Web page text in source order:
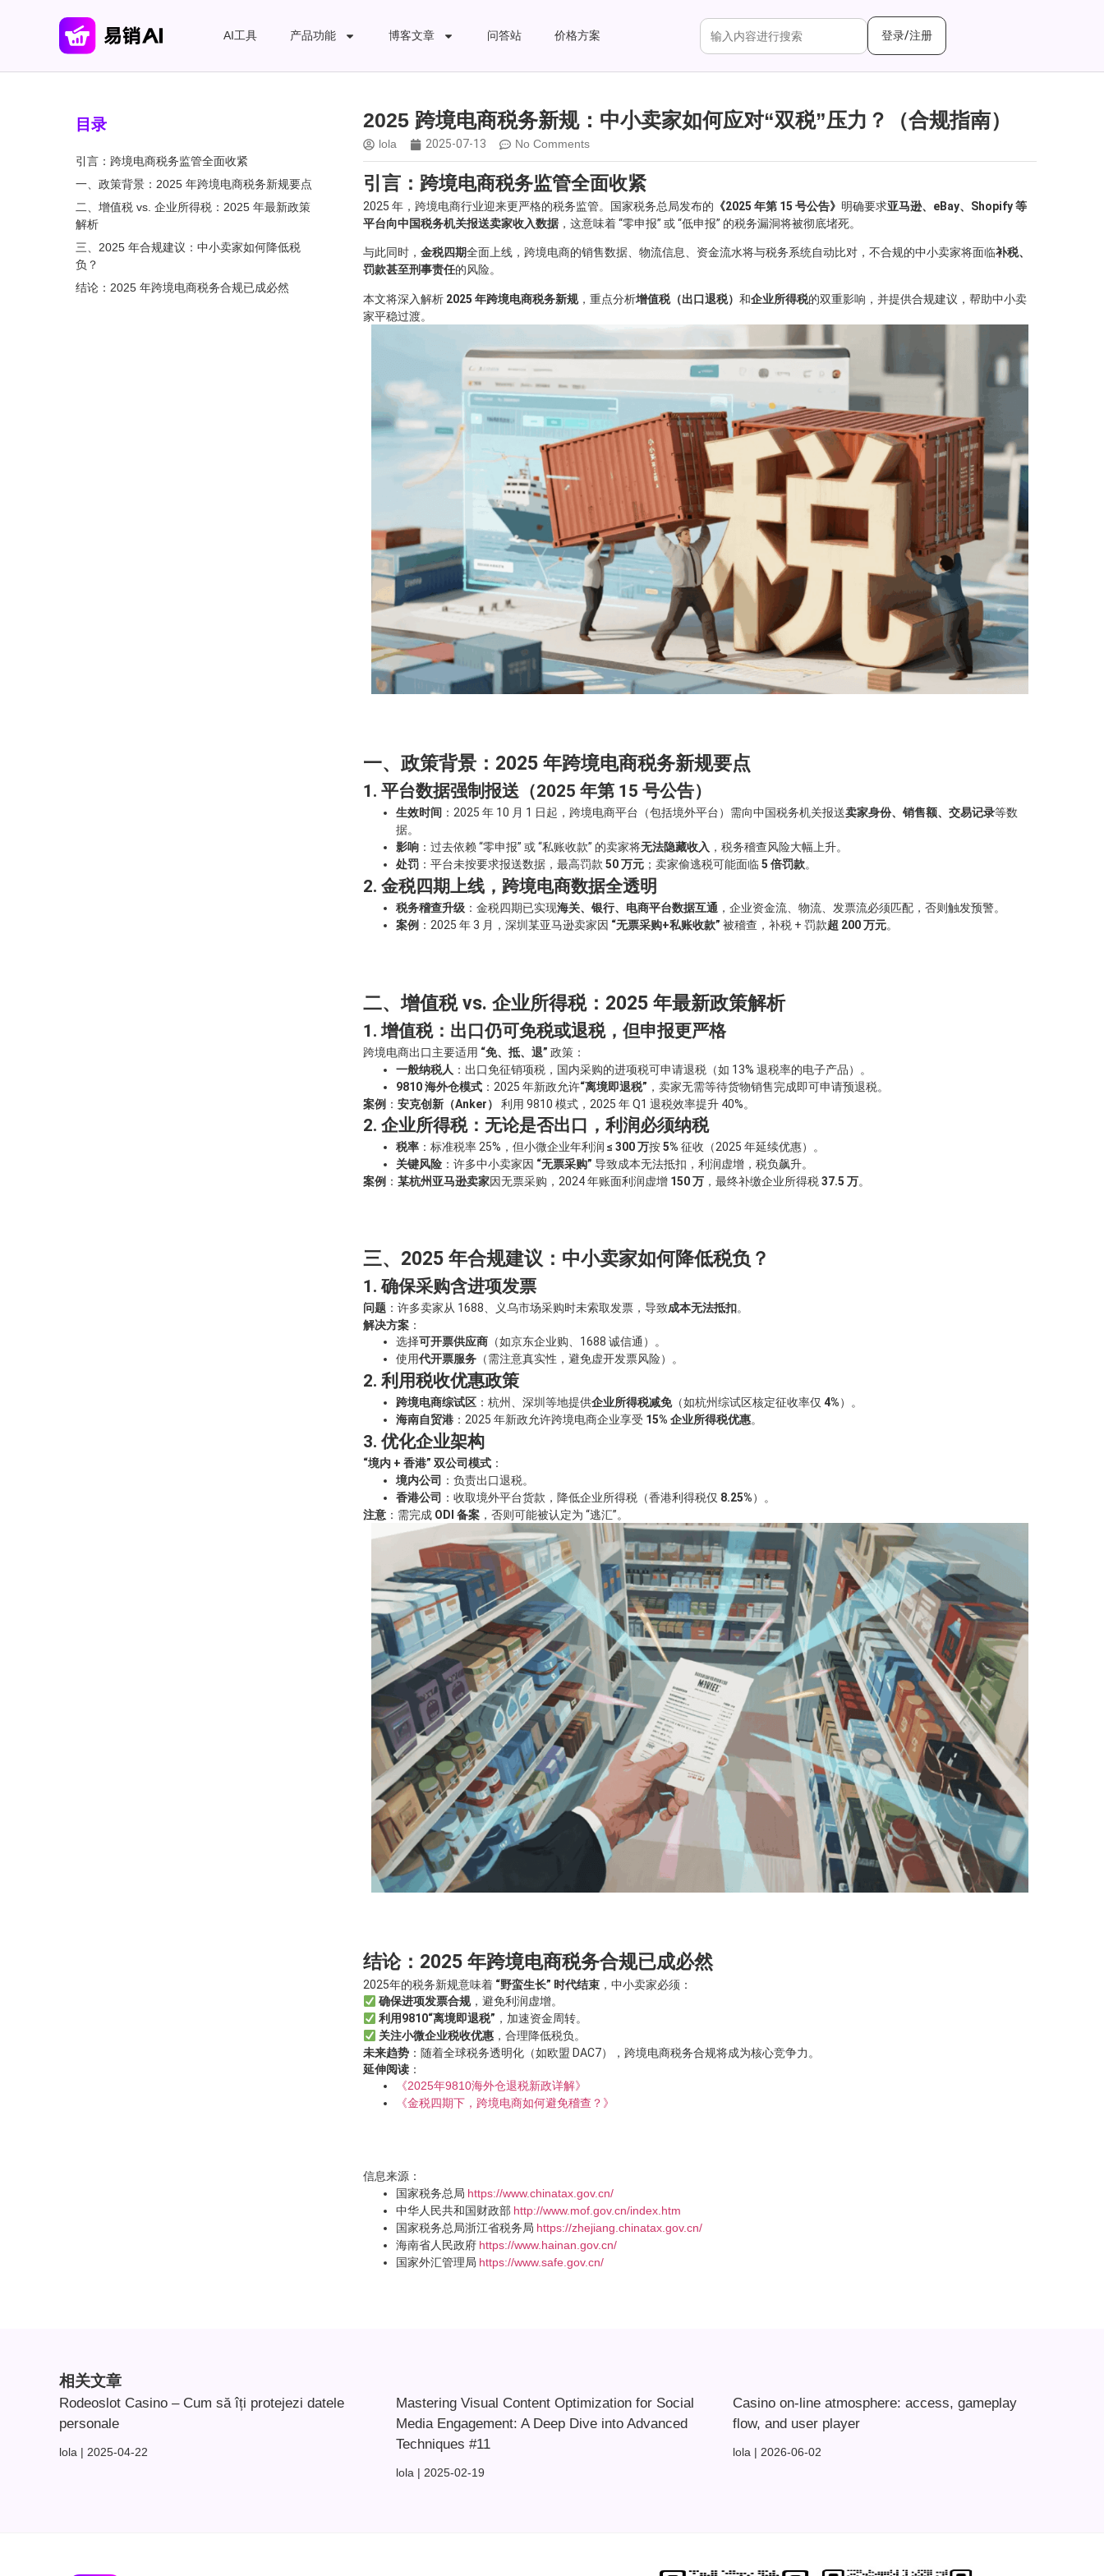
AI工具 产品功能 博客文章 问答站 价格方案 登录/注册
目录
引言：跨境电商税务监管全面收紧
一、政策背景：2025 年跨境电商税务新规要点
二、增值税 vs. 企业所得税：2025 年最新政策
解析
三、2025 年合规建议：中小卖家如何降低税
负？
结论：2025 年跨境电商税务合规已成必然
2025 跨境电商税务新规：中小卖家如何应对“双税”压力？（合规指南）
lola 2025-07-13 No Comments
引言：跨境电商税务监管全面收紧
2025 年，跨境电商行业迎来更严格的税务监管。国家税务总局发布的 《2025 年第 15 号公告》 明确要求亚马逊、eBay、Shopify 等
平台向中国税务机关报送卖家收入数据 ，这意味着 “零申报” 或 “低申报” 的税务漏洞将被彻底堵死。
与此同时， 金税四期全面上线，跨境电商的销售数据、物流信息、资金流水将与税务系统自动比对，不合规的中小卖家将面临补税、
罚款甚至刑事责任的风险。
本文将深入解析 2025 年跨境电商税务新规，重点分析增值税（出口退税） 和企业所得税的双重影响，并提供合规建议，帮助中小卖
家平稳过渡。
一、政策背景：2025 年跨境电商税务新规要点
1. 平台数据强制报送（2025 年第 15 号公告）
生效时间 ：2025 年 10 月 1 日起，跨境电商平台（包括境外平台）需向中国税务机关报送卖家身份、销售额、交易记录等数
据。
影响 ：过去依赖 “零申报” 或 “私账收款” 的卖家将无法隐藏收入 ，税务稽查风险大幅上升。
处罚 ：平台未按要求报送数据，最高罚款 50 万元 ；卖家偷逃税可能面临 5 倍罚款。
2. 金税四期上线，跨境电商数据全透明
税务稽查升级 ：金税四期已实现海关、银行、电商平台数据互通 ，企业资金流、物流、发票流必须匹配，否则触发预警。
案例 ：2025 年 3 月，深圳某亚马逊卖家因 “无票采购+私账收款” 被稽查，补税 + 罚款超 200 万元。
二、增值税 vs. 企业所得税：2025 年最新政策解析
1. 增值税：出口仍可免税或退税，但申报更严格
跨境电商出口主要适用 “免、抵、退” 政策：
一般纳税人 ：出口免征销项税，国内采购的进项税可申请退税（如 13% 退税率的电子产品）。
9810 海外仓模式 ：2025 年新政允许“离境即退税” ，卖家无需等待货物销售完成即可申请预退税。
案例 ： 安克创新（Anker） 利用 9810 模式，2025 年 Q1 退税效率提升 40%。
2. 企业所得税：无论是否出口，利润必须纳税
税率 ：标准税率 25%，但小微企业年利润 ≤ 300 万按5% 征收（2025 年延续优惠）。
关键风险 ：许多中小卖家因 “无票采购” 导致成本无法抵扣，利润虚增，税负飙升。
案例 ： 某杭州亚马逊卖家因无票采购，2024 年账面利润虚增 150 万 ，最终补缴企业所得税37.5 万。
三、2025 年合规建议：中小卖家如何降低税负？
1. 确保采购含进项发票
问题 ：许多卖家从 1688、义乌市场采购时未索取发票，导致成本无法抵扣。
解决方案 ：
选择可开票供应商 （如京东企业购、1688 诚信通）。
使用代开票服务 （需注意真实性，避免虚开发票风险）。
2. 利用税收优惠政策
跨境电商综试区 ：杭州、深圳等地提供企业所得税减免（如杭州综试区核定征收率仅 4%）。
海南自贸港 ：2025 年新政允许跨境电商企业享受 15% 企业所得税优惠。
3. 优化企业架构
“境内 + 香港” 双公司模式 ：
境内公司 ：负责出口退税。
香港公司 ：收取境外平台货款，降低企业所得税（香港利得税仅 8.25%）。
注意 ：需完成 ODI 备案 ，否则可能被认定为 “逃汇”。
结论：2025 年跨境电商税务合规已成必然
2025年的税务新规意味着 “野蛮生长” 时代结束 ，中小卖家必须：
确保进项发票合规，避免利润虚增。
利用9810“离境即退税” ，加速资金周转。
关注小微企业税收优惠，合理降低税负。
未来趋势 ：随着全球税务透明化（如欧盟 DAC7），跨境电商税务合规将成为核心竞争力。
延伸阅读 ：
《2025年9810海外仓退税新政详解》
《金税四期下，跨境电商如何避免稽查？》
信息来源：
国家税务总局 https://www.chinatax.gov.cn/
中华人民共和国财政部 http://www.mof.gov.cn/index.htm
国家税务总局浙江省税务局 https://zhejiang.chinatax.gov.cn/
海南省人民政府 https://www.hainan.gov.cn/
国家外汇管理局 https://www.safe.gov.cn/
相关文章
Rodeoslot Casino – Cum să îți protejezi datele
personale
lola 2025-04-22
Mastering Visual Content Optimization for Social
Media Engagement: A Deep Dive into Advanced
Techniques #11
lola 2025-02-19
Casino on-line atmosphere: access, gameplay
flow, and user player
lola 2026-06-02